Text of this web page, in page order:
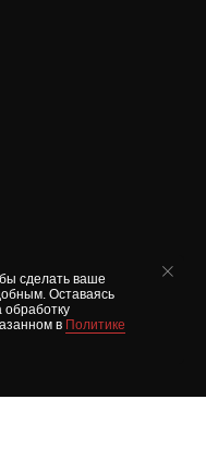
сделать ваше
Оставаясь
обработку
в Политике